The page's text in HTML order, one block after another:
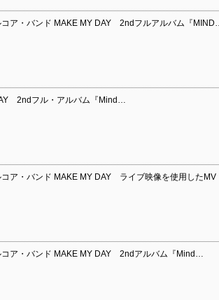
コア・バンド MAKE MY DAY 2ndフルアルバム『MIND…
2ndフル・アルバム『Mind…
コア・バンド MAKE MY DAY ライブ映像を使用した
コア・バンド MAKE MY DAY 2ndアルバム『Mind…